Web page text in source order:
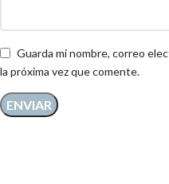
Guarda mi nombre, correo
la próxima vez que comente.